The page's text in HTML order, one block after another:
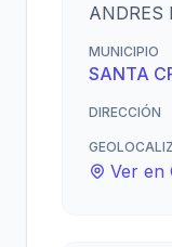
ANDRES
MUNICIPIO
SANTA
DIRECCIÓN
Ver en